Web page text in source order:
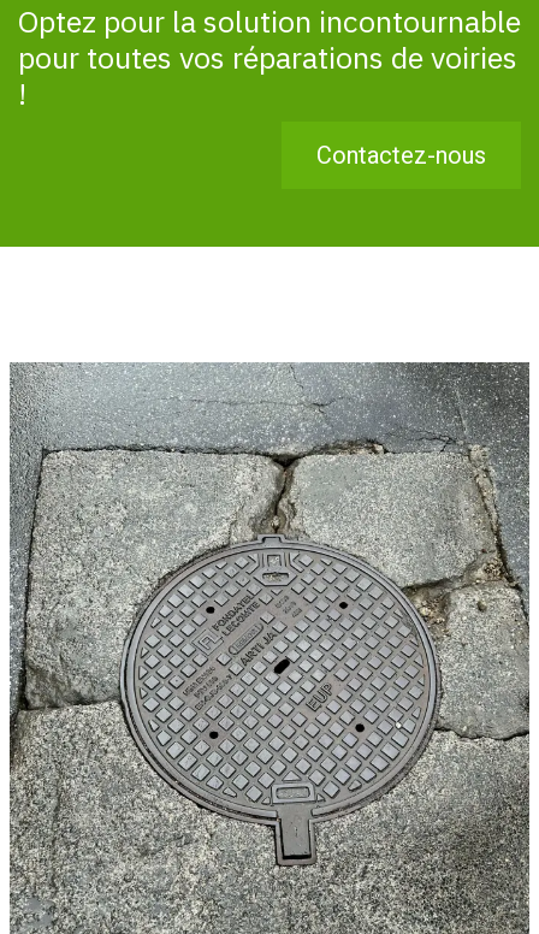
Optez pour la solution incontournable
pour toutes vos réparations de voiries
!
Contactez-nous